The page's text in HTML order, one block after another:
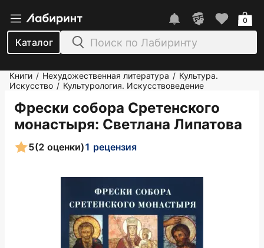
Каталог
0
Книги / Нехудожественная литература / Культура.
Искусство / Культурология. Искусствоведение
Фрески собора Сретенского
монастыря: Светлана Липатова
5(2 оценки)1 рецензия